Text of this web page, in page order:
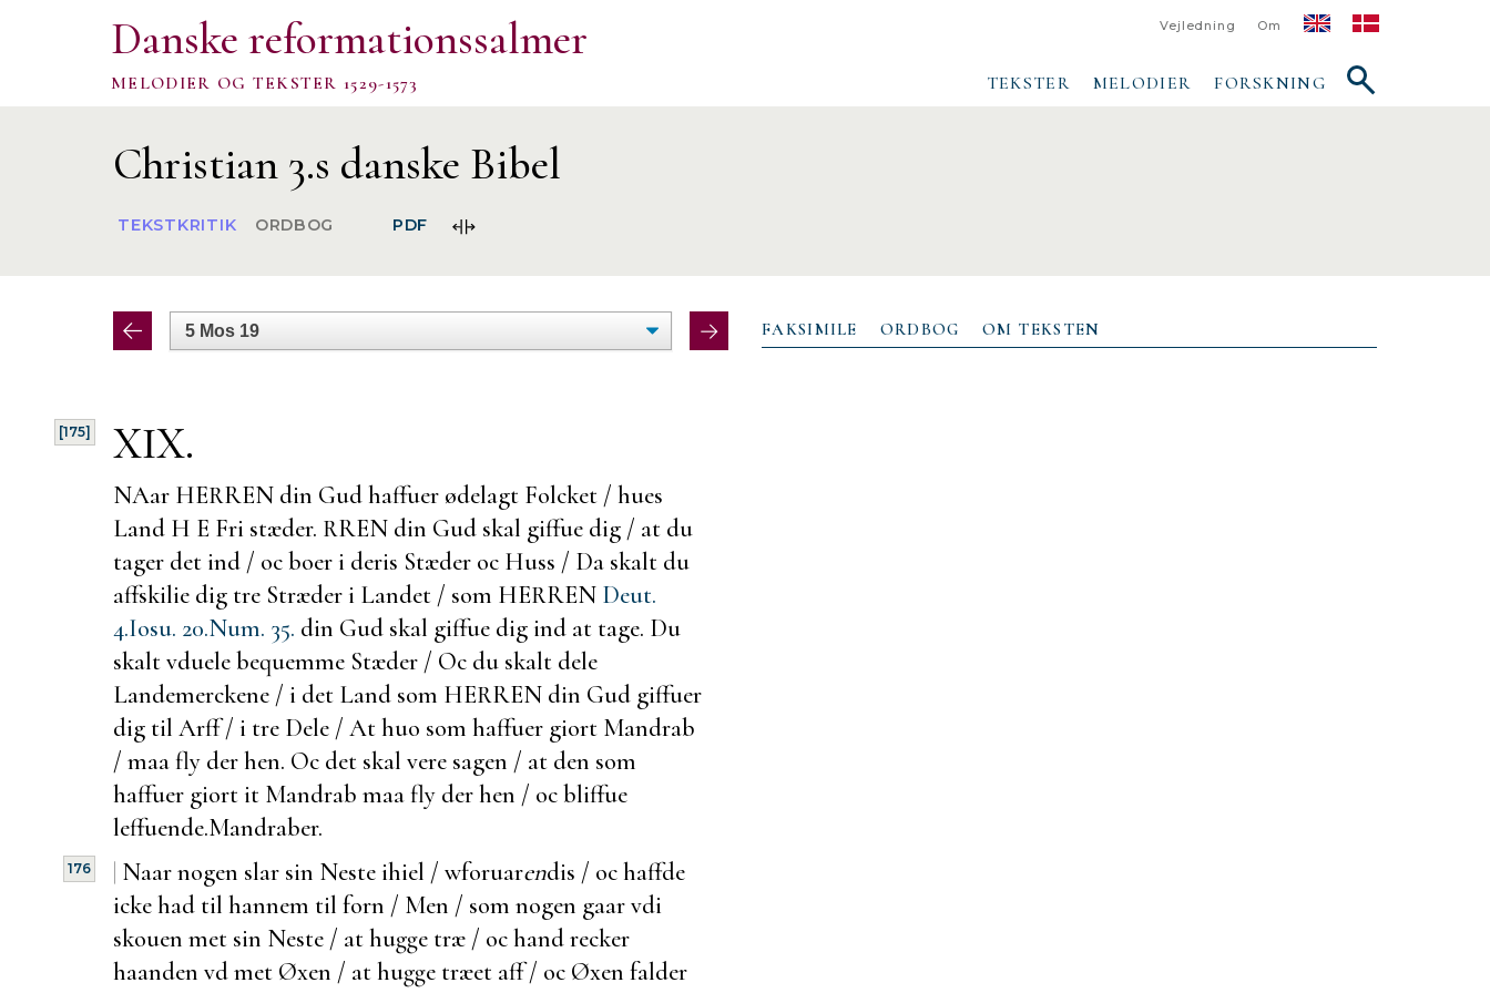
Danske reformationssalmer
MELODIER OG TEKSTER 1529-1573
Vejledning Om
TEKSTER MELODIER FORSKNING
Vis/skjul
søgefelt
Christian 3.s danske Bibel
TEKSTKRITIK ORDBOG PDF
FORØG/FORMINDSK
[175] XIX.
NAar HERREN din Gud haffuer ødelagt Folcket / hues
Land H E Fri stæder. RREN din Gud skal giffue dig / at du
tager det ind / oc boer i deris Stæder oc Huss / Da skalt du
affskilie dig tre Stræder i Landet / som HERREN Deut.
4.Iosu. 20.Num. 35. din Gud skal giffue dig ind at tage. Du
skalt vduele bequemme Stæder / Oc du skalt dele
Landemerckene / i det Land som HERREN din Gud giffuer
dig til Arff / i tre Dele / At huo som haffuer giort Mandrab
/ maafly der hen. Oc det skal vere sagen / at den som
haffuer giort it Mandrab maafly der hen / oc bliffue
leffuende.Mandraber.
|
176 Naar nogen slar sin Neste ihiel / wforuarendis / oc haffde
icke had til hannem til forn / Men / som nogen gaar vdi
skouen met sin Neste / at hugge træ / oc hand recker
haanden vd met Øxen / at hugge træet aff / oc Øxen falder
FAKSIMILE ORDBOG OM TEKSTEN